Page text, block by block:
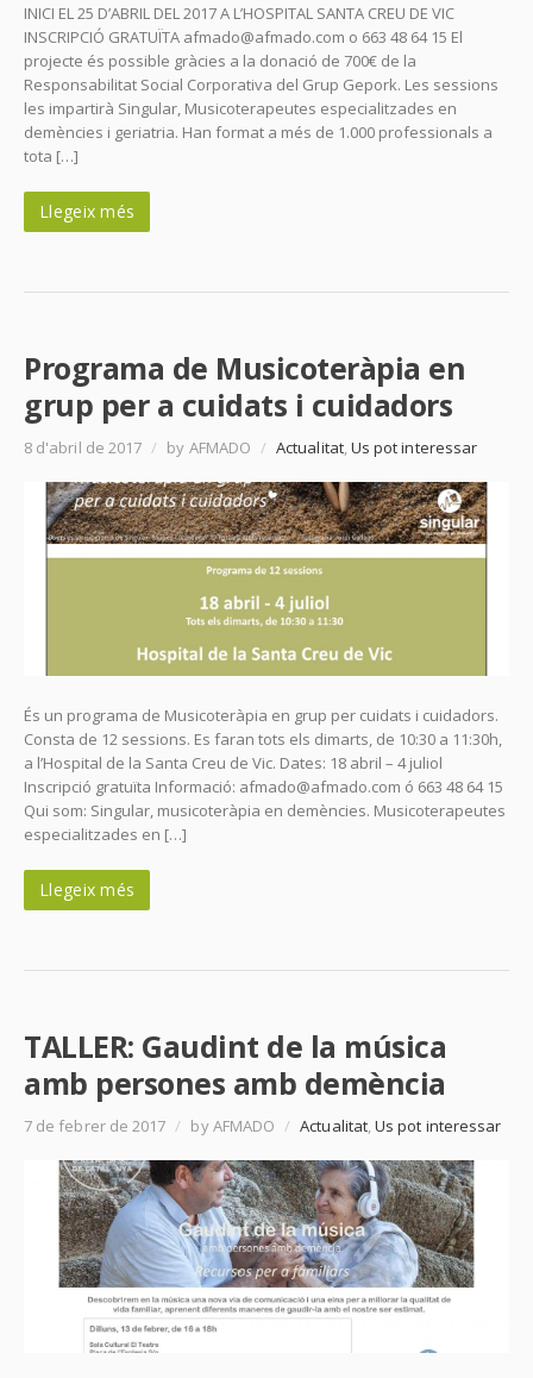
INICI EL 25 D’ABRIL DEL 2017 A L’HOSPITAL SANTA CREU DE VIC
INSCRIPCIÓ GRATUÏTA afmado@afmado.com o 663 48 64 15 El
projecte és possible gràcies a la donació de 700€ de la
Responsabilitat Social Corporativa del Grup Gepork. Les sessions
les impartirà Singular, Musicoterapeutes especialitzades en
demències i geriatria. Han format a més de 1.000 professionals a
tota […]
Llegeix més
Programa de Musicoteràpia en
grup per a cuidats i cuidadors
8 d'abril de 2017 / by AFMADO / Actualitat,Us pot interessar
És un programa de Musicoteràpia en grup per cuidats i cuidadors.
Consta de 12 sessions. Es faran tots els dimarts, de 10:30 a 11:30h,
a l’Hospital de la Santa Creu de Vic. Dates: 18 abril – 4 juliol
Inscripció gratuïta Informació: afmado@afmado.com ó 663 48 64 15
Qui som: Singular, musicoteràpia en demències. Musicoterapeutes
especialitzades en […]
Llegeix més
TALLER: Gaudint de la música
amb persones amb demència
7 de febrer de 2017 / by AFMADO / Actualitat,Us pot interessar